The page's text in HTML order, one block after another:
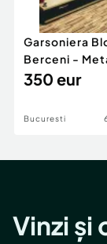
Garsoniera
Berceni -
Park -
350 eur
Bucuresti
Vinzi și